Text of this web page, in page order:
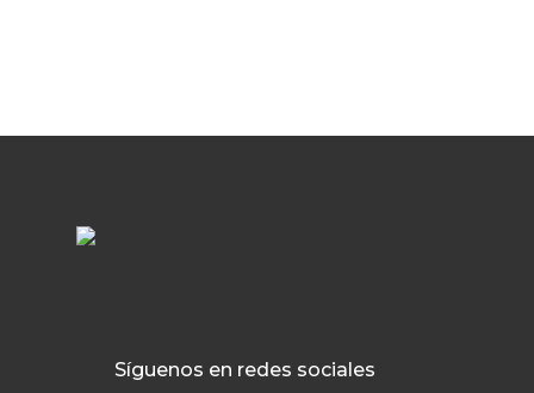
Síguenos en redes sociales